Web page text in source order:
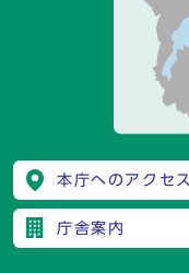
本庁へのアクセス
庁舎案内